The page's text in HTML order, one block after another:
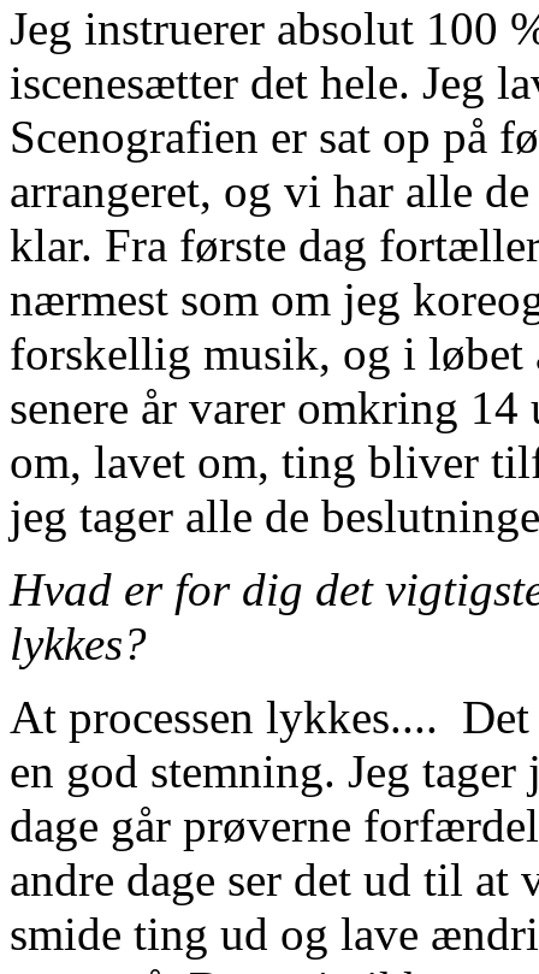
Jeg instruerer absolut 100
iscenesætter det hele. Jeg
Scenografien er sat op på
arrangeret, og vi har alle
klar. Fra første dag
nærmest som om jeg
forskellig musik, og i løbet
senere år varer omkring
om, lavet om, ting bliver
jeg tager alle de
Hvad er for dig det
lykkes?
At processen lykkes....
en god stemning. Jeg
dage går prøverne
andre dage ser det ud til at
smide ting ud og lave